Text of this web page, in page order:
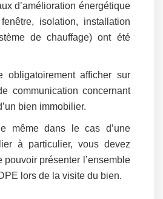
d’amélioration énergétique
isolation, installation
de chauffage) ont été
obligatoirement afficher sur
communication concernant
bien immobilier.
même dans le cas d’une
à particulier, vous devez
pouvoir présenter l’ensemble
lors de la visite du bien.